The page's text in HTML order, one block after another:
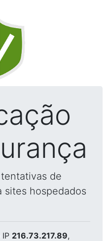
de
sites hospedados
216.73.217.89,